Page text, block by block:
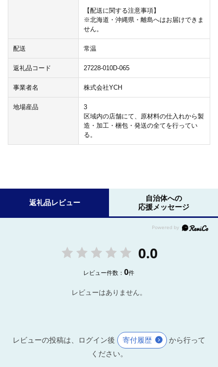
【配送に関する注意事項】
※北海道・沖縄県・離島へはお届けできま
せん。
配送 常温
返礼品コード 27228-010D-065
事業者名 株式会社YCH
地場産品
3
区域内の店舗にて、原材料の仕入れから製
造・加工・梱包・発送の全てを行ってい
る。
返礼品レビュー
自治体への
応援メッセージ
0.0
レビュー件数：0件
レビューはありません。
レビューの投稿は、ログイン後 寄付履歴
から行って
ください。